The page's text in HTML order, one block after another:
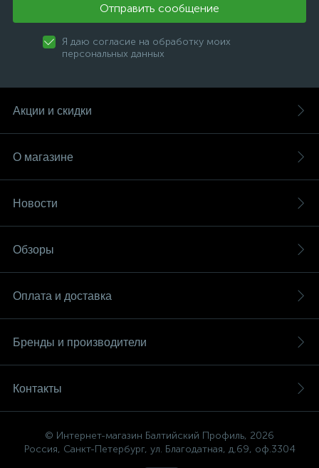
Отправить сообщение
Я даю согласие на обработку моих
персональных данных
Акции и скидки
О магазине
Новости
Обзоры
Оплата и доставка
Бренды и производители
Контакты
© Интернет-магазин Балтийский Профиль, 2026
Россия, Санкт-Петербург, ул. Благодатная, д.69, оф.3304